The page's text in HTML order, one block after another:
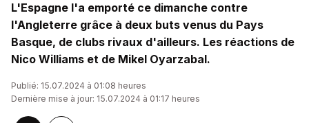
L'Espagne l'a emporté ce dimanche contre
l'Angleterre grâce à deux buts venus du Pays
Basque, de clubs rivaux d'ailleurs. Les réactions de
Nico Williams et de Mikel Oyarzabal.
Publié: 15.07.2024 à 01:08 heures
Dernière mise à jour: 15.07.2024 à 01:17 heures